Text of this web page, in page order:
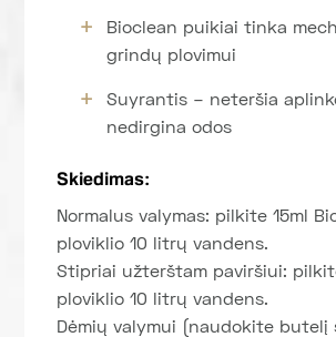
Bioclean puikiai tinka
grindų plovimui
Suyrantis – neteršia
nedirgina odos
Skiedimas:
Normalus valymas: pilkite 15ml
ploviklio 10 litrų vandens.
Stipriai užterštam paviršiui:
ploviklio 10 litrų vandens.
Dėmių valymui (naudokite butelį